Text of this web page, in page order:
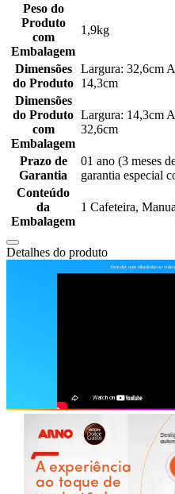
Peso do
Produto
com
Embalagem
1,9kg
Dimensões
do Produto
Largura: 32,6cm
14,3cm
Dimensões
do Produto
com
Embalagem
Largura: 14,3cm
32,6cm
Prazo de
Garantia
01 ano (3 meses
garantia especial
Conteúdo
da
Embalagem
1 Cafeteira,
Detalhes do produto